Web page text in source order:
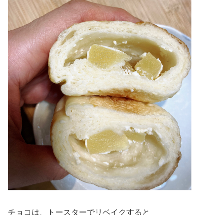
チョコは、トースターでリベイクすると